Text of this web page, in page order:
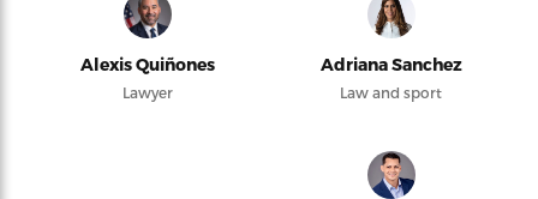
Alexis Quiñones
Lawyer
Adriana Sanchez
Law and sport